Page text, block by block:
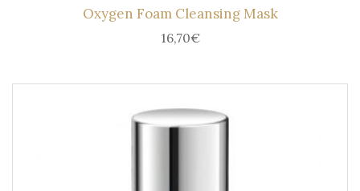
Oxygen Foam Cleansing Mask
16,70€